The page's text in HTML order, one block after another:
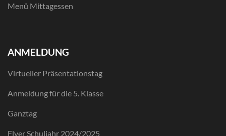
Menü Mittagessen
ANMELDUNG
Virtueller Präsentationstag
Anmeldung für die 5. Klasse
Ganztag
Flyer Schuljahr 2024/2025